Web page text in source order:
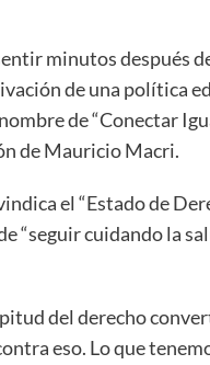
minutos después
de una política
de “Conectar
de Mauricio Macri.
el “Estado de
“seguir cuidando la
del derecho
eso. Lo que